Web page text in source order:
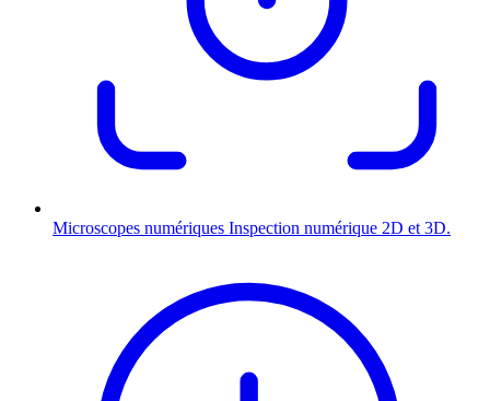
Microscopes numériques Inspection numérique 2D et 3D.